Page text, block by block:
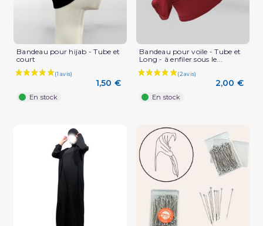
Bandeau pour hijab - Tube et
court
1,50 €
En stock
Bandeau pour voile - Tube et
Long - à enfiler sous le...
2,00 €
En stock